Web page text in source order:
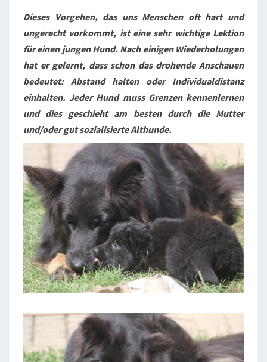
Dieses Vorgehen, das uns Menschen oft hart und
ungerecht vorkommt, ist eine sehr wichtige Lektion
für einen jungen Hund. Nach einigen Wiederholungen
hat er gelernt, dass schon das drohende Anschauen
bedeutet: Abstand halten oder Individualdistanz
einhalten. Jeder Hund muss Grenzen kennenlernen
und dies geschieht am besten durch die Mutter
und/oder gut sozialisierte Althunde.